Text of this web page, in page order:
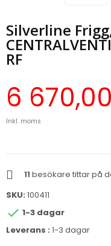
Silverline
RF
6
Inkl. moms
11 besökare tittar på
SKU: 100411
 1-3 dagar
Leverans : 1-3 dagar